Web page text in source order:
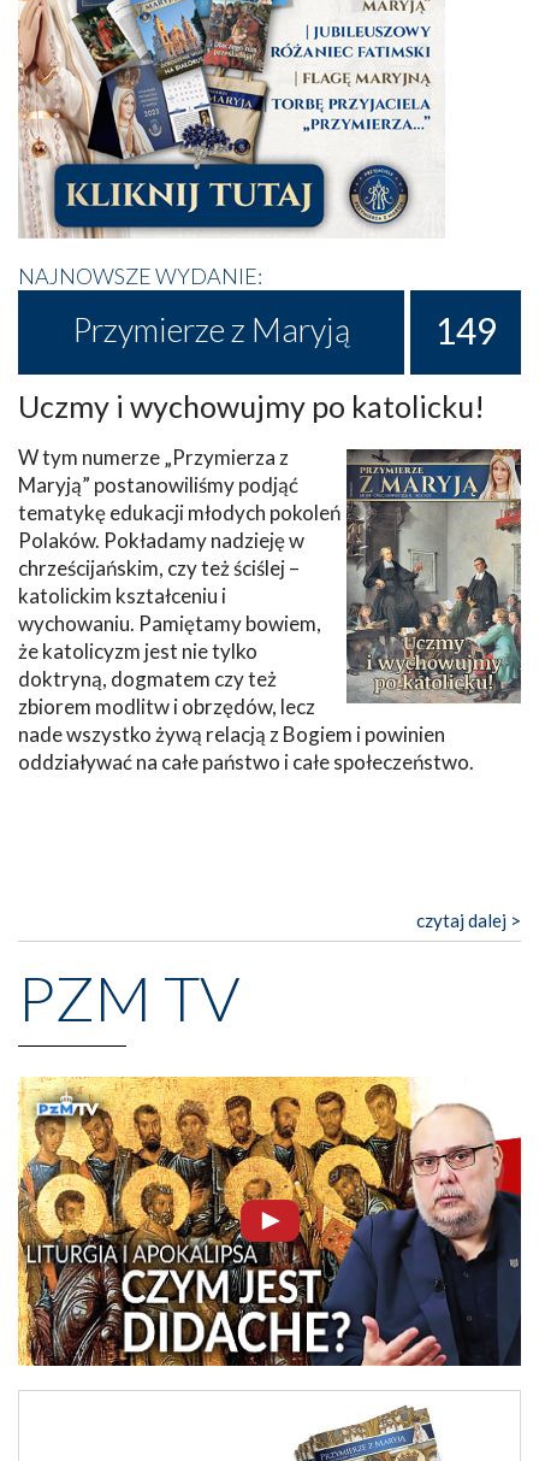
NAJNOWSZE WYDANIE:
Przymierze z Maryją 149
Uczmy i wychowujmy po katolicku!
W tym numerze „Przymierza z
Maryją” postanowiliśmy podjąć
tematykę edukacji młodych pokoleń
Polaków. Pokładamy nadzieję w
chrześcijańskim, czy też ściślej –
katolickim kształceniu i
wychowaniu. Pamiętamy bowiem,
że katolicyzm jest nie tylko
doktryną, dogmatem czy też
zbiorem modlitw i obrzędów, lecz
nade wszystko żywą relacją z Bogiem i powinien
oddziaływać na całe państwo i całe społeczeństwo.
czytaj dalej >
PZM TV